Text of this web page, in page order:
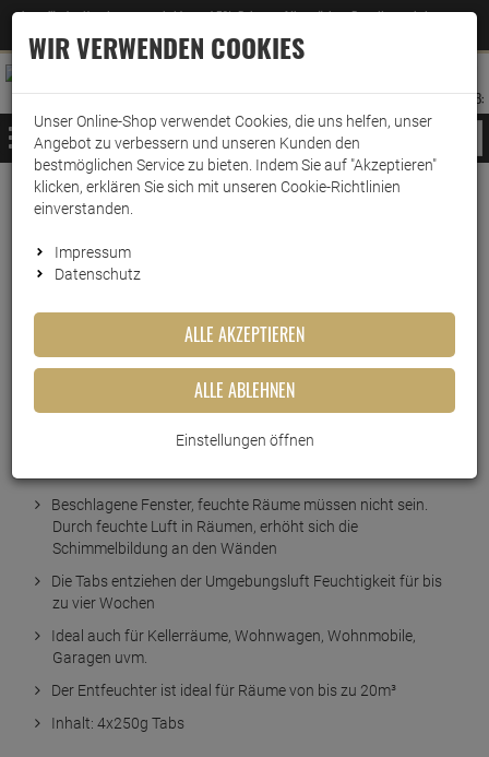
Jetzt für den Newsletter entscheiden und 5% Rabatt auf Ihre nächste Bestellung erhalten
–Zum Newsletter
ANMELDEN
AUFKLAPPEN
MERKZETTEL
WARENKORB:
MENÜ
Weiter einkaufen www.wark24.de Leben & Wohnen
Baumarkt
Luftentfeuchter
Wenko Luftentfeuchter Tab
Nachfüllpackung 4x250g
Artikel-Nummer:10012963
Beschlagene Fenster, feuchte Räume müssen nicht sein.
Durch feuchte Luft in Räumen, erhöht sich die
Schimmelbildung an den Wänden
Die Tabs entziehen der Umgebungsluft Feuchtigkeit für bis
zu vier Wochen
Ideal auch für Kellerräume, Wohnwagen, Wohnmobile,
Garagen uvm.
Der Entfeuchter ist ideal für Räume von bis zu 20m³
Inhalt: 4x250g Tabs
WIR VERWENDEN COOKIES
Unser Online-Shop verwendet Cookies, die uns helfen, unser
Angebot zu verbessern und unseren Kunden den
bestmöglichen Service zu bieten. Indem Sie auf "Akzeptieren"
klicken, erklären Sie sich mit unseren Cookie-Richtlinien
einverstanden.
Impressum
Datenschutz
ALLE AKZEPTIEREN
ALLE ABLEHNEN
Einstellungen öffnen